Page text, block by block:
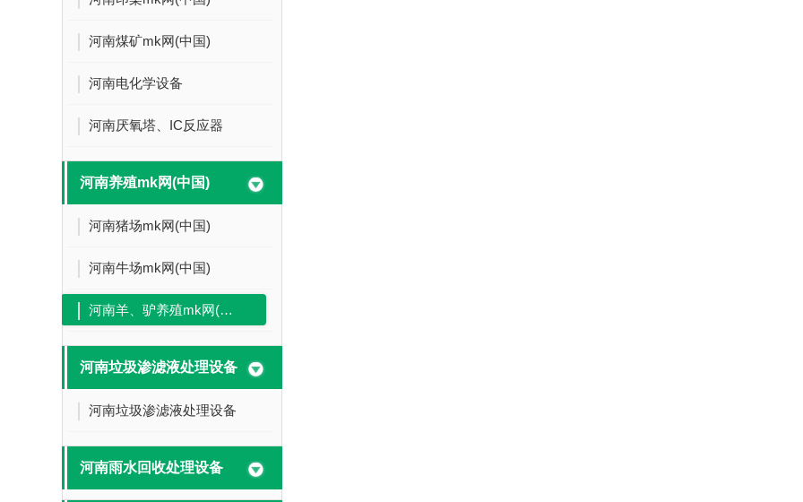
河南煤矿mk网(中国)
河南电化学设备
河南厌氧塔、IC反应器
河南养殖mk网(中国)
河南猪场mk网(中国)
河南牛场mk网(中国)
河南羊、驴养殖mk网(中国)
河南垃圾渗滤液处理设备
河南垃圾渗滤液处理设备
河南雨水回收处理设备